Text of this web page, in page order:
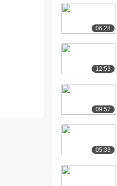
[12] 7.齐泽克的“
[13] 8.齐泽克的“
[14] 8.齐泽克的“
爱情、精神...
[15] 9.时空物理学
政治学——科幻...
政治学——科幻...
06:28
12:53
09:57
05:33